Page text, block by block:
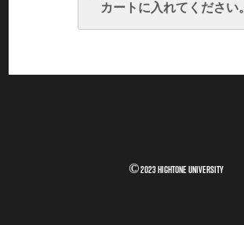
カートに入れてください。
©2023 HIGHTONE UNIVERSITY